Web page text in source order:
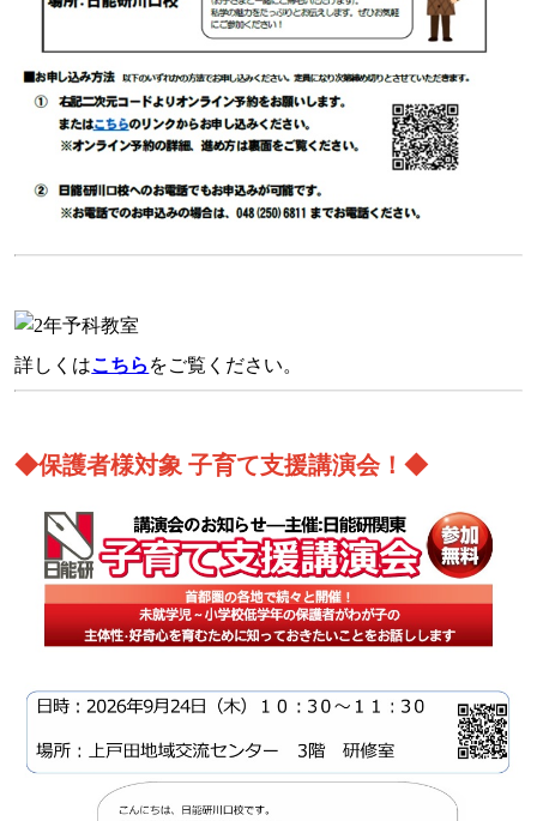
詳しくはこちら をご覧ください。
◆保護者様対象 子育て支援講演会！◆